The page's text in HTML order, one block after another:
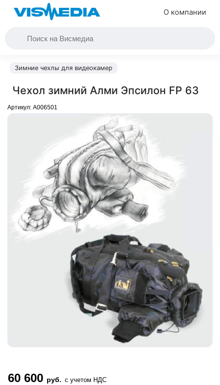
О компании
Зимние чехлы для видеокамер
Чехол зимний Алми Эпсилон FР 63
Артикул: A006501
60 600 руб. с учетом НДС